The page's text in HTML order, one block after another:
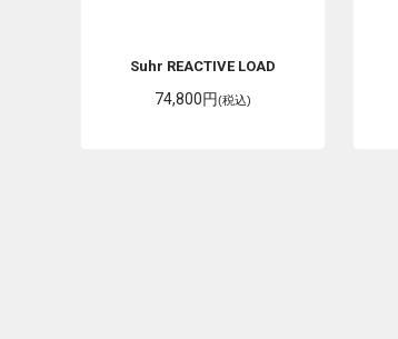
Suhr REACTIVE LOAD
74,800円(税込)